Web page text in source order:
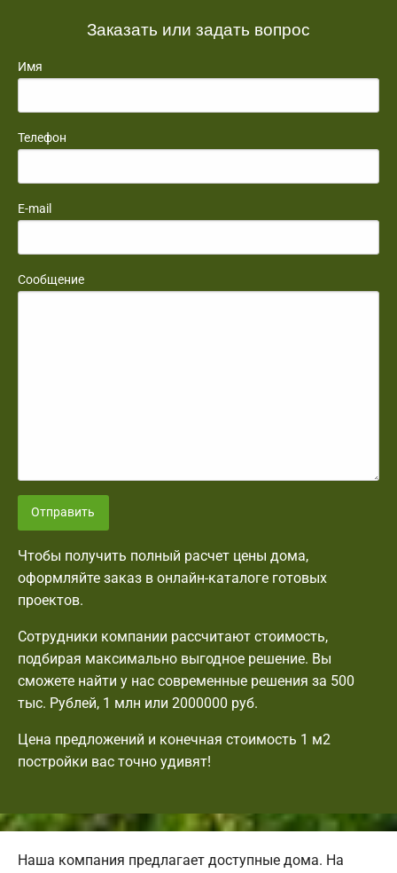
Заказать или задать вопрос
Имя
Телефон
E-mail
Сообщение
Отправить
Чтобы получить полный расчет цены дома,
оформляйте заказ в онлайн-каталоге готовых
проектов.
Сотрудники компании рассчитают стоимость,
подбирая максимально выгодное решение. Вы
сможете найти у нас современные решения за 500
тыс. Рублей, 1 млн или 2000000 руб.
Цена предложений и конечная стоимость 1 м2
постройки вас точно удивят!
Наша компания предлагает доступные дома. На